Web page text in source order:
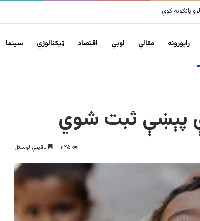
زیانونه اړولي
راپورونه مقالې لوبې اقتصاد ټیکنالوژي سينما
پېښې ثبت شوي
۲۴۵ دقیقې لوستل